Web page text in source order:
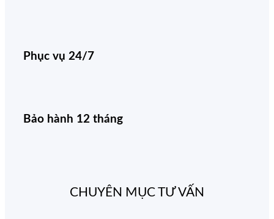
Phục vụ 24/7
Bảo hành 12 tháng
CHUYÊN MỤC TƯ VẤN